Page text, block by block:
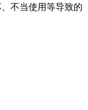
不当使用等导致的